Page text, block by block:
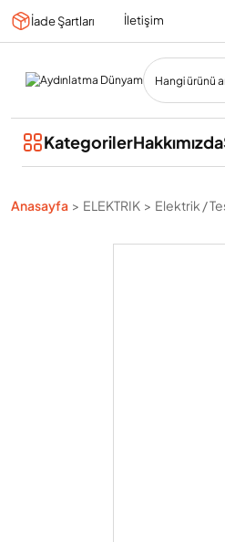
İade Şartları İletişim
KategorilerHakkımızda
Anasayfa ELEKTRIK Elektrik /